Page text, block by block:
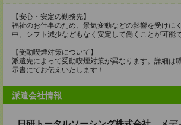
【安心・安定の勤務先】
福祉のお仕事のため、景気変動などの影響を受けに
中。シフト減少などもなく安定して働くことが可能で
【受動喫煙対策について】
派遣先によって受動喫煙対策が異なります。詳細は
示書にてお伝えいたします！
派遣会社情報